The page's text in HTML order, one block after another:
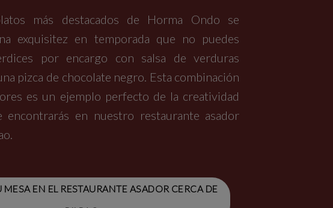
más destacados de Horma Ondo se
exquisitez en temporada que no puedes
por encargo con salsa de verduras
pizca de chocolate negro. Esta combinación
es un ejemplo perfecto de la creatividad
encontrarás en nuestro restaurante asador
MESA EN EL RESTAURANTE ASADOR CERCA DE